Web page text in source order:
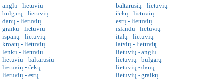
anglų - lietuvių
baltarusių - lietuvių
bulgarų - lietuvių
čekų - lietuvių
danų - lietuvių
estų - lietuvių
graikų - lietuvių
islandų - lietuvių
ispanų - lietuvių
italų - lietuvių
kroatų - lietuvių
latvių - lietuvių
lenkų - lietuvių
lietuvių - anglų
lietuvių - baltarusių
lietuvių - bulgarų
lietuvių - čekų
lietuvių - danų
lietuvių - estų
lietuvių - graikų